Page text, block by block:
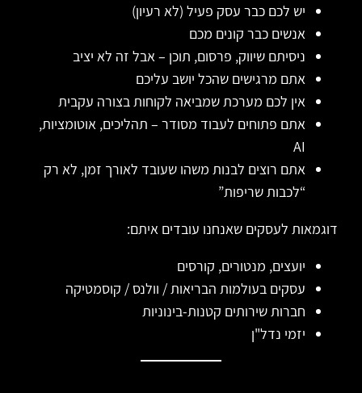
יש לכם כבר עסק פעיל (לא רעיון)
אנשים כבר קונים מכם
ניסיתם שיווק, פרסום, תוכן – אבל זה לא יציב
אתם מרגישים שהכל יושב עליכם
אין לכם מערכת שמביאה לקוחות בצורה עקבית
אתם פתוחים לעבוד מסודר – תהליכים, אוטומציות,
AI
אתם רוצים לבנות משהו שעובד לאורך זמן, לא רק
“לכבות שריפות”
דוגמאות לעסקים שאנחנו עובדים איתם:
יועצים, מנטורים, קורסים
עסקים בעולמות הבריאות / וולנס / קוסמטיקה
חברות שירותים קטנות-בינוניות
יזמי נדל"ן